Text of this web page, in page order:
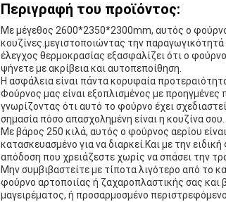
Περιγραφή του προϊόντος:
Με μέγεθος 2600*2350*2300mm, αυτός ο
κουζίνες.μεγιστοποιώντας την
έλεγχος θερμοκρασίας εξασφαλίζει ότι ο
ψήνετε με ακρίβεια και αυτοπεποίθηση.
Η ασφάλεια είναι πάντα κορυφαία
Φούρνος μας είναι εξοπλισμένος με
γνωρίζοντας ότι αυτό το φούρνο έχει
σημασία πόσο απασχολημένη είναι η κουζίνα σου.
Με βάρος 250 κιλά, αυτός ο φούρνος αερίου
κατασκευασμένο για να διαρκεί.Και με την
απόδοση που χρειάζεστε χωρίς να σπάσει την
Μην συμβιβαστείτε με τίποτα λιγότερο από το
φούρνο αρτοποιίας ή ζαχαροπλαστικής σας και
μαγειρέματος, ή προσαρμοσμένο